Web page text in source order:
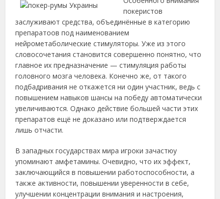
покеристов
заслуживают средства, объединённые в категорию
препаратоов под наименованием
нейрометаболические стимуляторы. Уже из этого
словосочетания становится совершенно понятно, что
главное их предназначение — стимуляция работы
головного мозга человека. Конечно же, от такого
подбадривания не откажется ни один участник, ведь с
повышением навыков шансы на победу автоматически
увеличиваются. Однако действие большей части этих
препаратов ещё не доказано или подтверждается
лишь отчасти.
В западных государствах мира игроки зачастюу
упоминают амфетамины. Очевидно, что их эффект,
заключающийся в повышении работоспособности, а
также активности, повышении уверенности в себе,
улучшении концентрации внимания и настроения,